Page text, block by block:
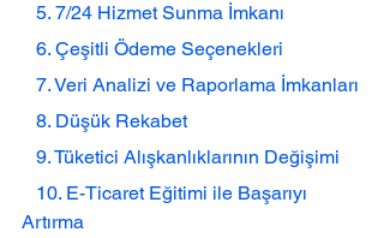
   5. 7/24 Hizmet Sunma İmkanı
   6. Çeşitli Ödeme Seçenekleri
   7. Veri Analizi ve Raporlama İmkanları
   8. Düşük Rekabet
   9. Tüketici Alışkanlıklarının Değişimi
Artırma